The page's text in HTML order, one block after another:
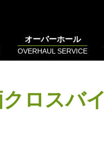
オーバーホール
OVERHAUL SERVICE
ロスバイ